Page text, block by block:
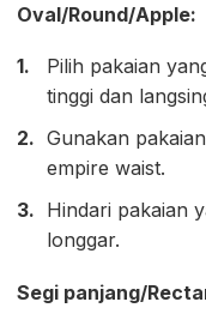
Oval/Round/Apple:
Pilih pakaian
tinggi dan
Gunakan
empire waist.
Hindari pakaian
longgar.
Segi panjang/